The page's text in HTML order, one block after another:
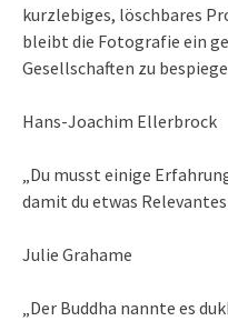
kurzlebiges, löschbares
bleibt die Fotografie ein
Gesellschaften zu
Hans-Joachim Ellerbrock
„Du musst einige
damit du etwas
Julie Grahame
„Der Buddha nannte es